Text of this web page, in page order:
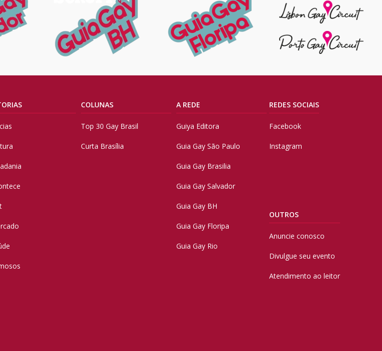
COLUNAS
Top 30 Gay Brasil
Curta Brasília
A REDE
Guiya Editora
Guia Gay São Paulo
Guia Gay Brasilia
Guia Gay Salvador
Guia Gay BH
Guia Gay Floripa
Guia Gay Rio
REDES SOCIAIS
Facebook
Instagram
OUTROS
Anuncie conosco
Divulgue seu evento
Atendimento ao leitor